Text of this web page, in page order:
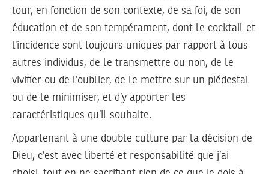
tour, en fonction de son contexte, de sa foi, de son
éducation et de son tempérament, dont le cocktail et
l’incidence sont toujours uniques par rapport à tous
autres individus, de le transmettre ou non, de le
vivifier ou de l’oublier, de le mettre sur un piédestal
ou de le minimiser, et d’y apporter les
caractéristiques qu’il souhaite.
Appartenant à une double culture par la décision de
Dieu, c’est avec liberté et responsabilité que j’ai